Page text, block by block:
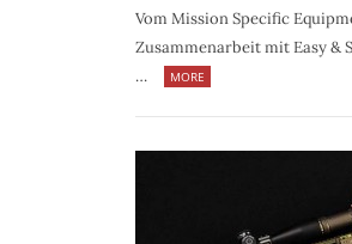
Vom Mission Specific
Zusammenarbeit mit Easy &
…
MORE